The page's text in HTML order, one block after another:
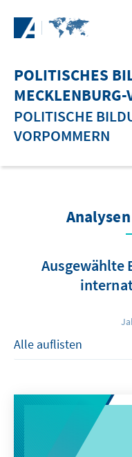
POLITISCHES
POLITISCHE
VORPOMMERN
Ausgewählte